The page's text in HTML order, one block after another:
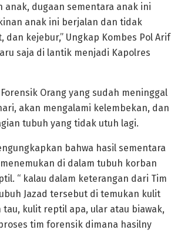
dugaan sementara anak ini
anak ini berjalan dan tidak
dan kejebur,” Ungkap Kombes Pol Arif
saja di lantik menjadi Kapolres
Orang yang sudah meninggal
akan mengalami kelembekan, dan
tubuh yang tidak utuh lagi.
bahwa hasil sementara
di dalam tubuh korban
“ kalau dalam keterangan dari Tim
Jazad tersebut di temukan kulit
kulit reptil apa, ular atau biawak,
tim forensik dimana hasilny